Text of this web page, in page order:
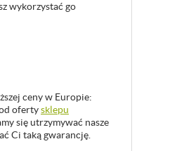
wykorzystać go
ceny w Europie:
ofertysklepu
się utrzymywać nasze
Ci taką gwarancję.